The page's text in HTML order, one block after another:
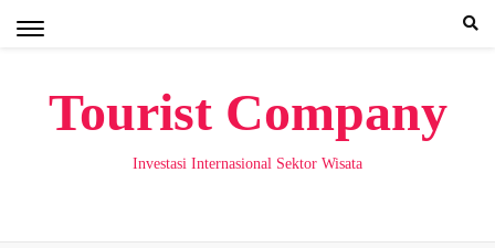
Tourist Company
Investasi Internasional Sektor Wisata